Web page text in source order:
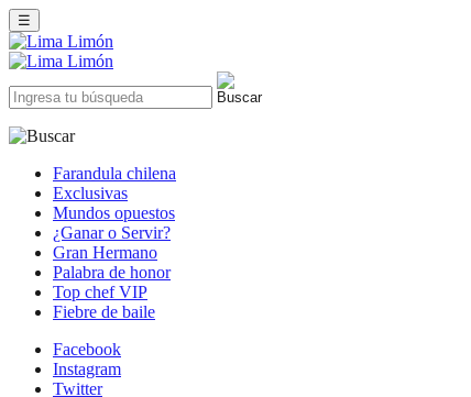
☰
Farandula chilena
Exclusivas
Mundos opuestos
¿Ganar o Servir?
Gran Hermano
Palabra de honor
Top chef VIP
Fiebre de baile
Facebook
Instagram
Twitter